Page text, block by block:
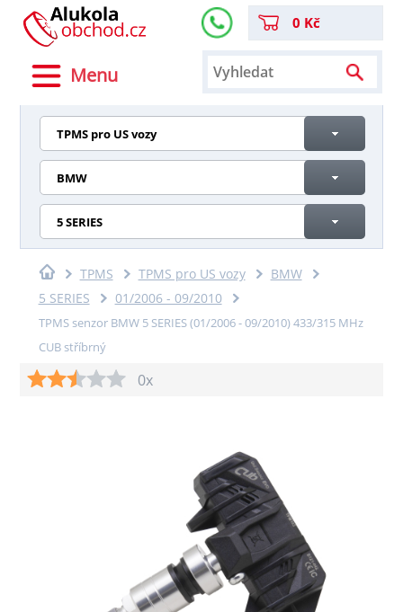
Menu
0 Kč
TPMS pro US vozy
BMW
5 SERIES
TPMS TPMS pro US vozy
BMW
5 SERIES
01/2006 - 09/2010
TPMS senzor BMW 5 SERIES (01/2006 - 09/2010) 433/315 MHz
CUB stříbrný
0x